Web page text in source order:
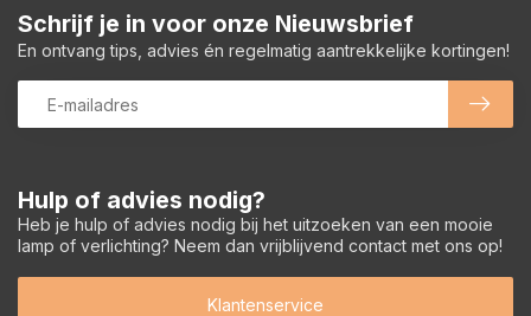
Hulp of advies nodig?
Heb je hulp of advies nodig bij het uitzoeken van een mooie
lamp of verlichting? Neem dan vrijblijvend contact met ons op!
Klantenservice
Schrijf je in voor onze Nieuwsbrief
En ontvang tips, advies én regelmatig aantrekkelijke kortingen!